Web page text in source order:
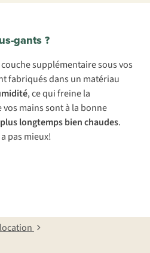
gants ?
supplémentaire sous vos
fabriqués dans un matériau
, ce qui freine la
mains sont à la bonne
plus longtemps bien chaudes.
a pas mieux!